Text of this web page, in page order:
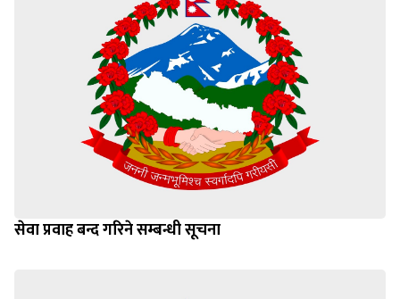
सेवा प्रवाह बन्द गरिने सम्बन्धी सूचना